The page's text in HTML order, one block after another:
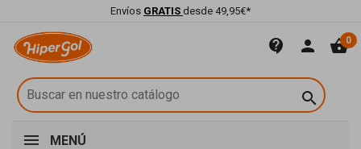
Envíos GRATIS desde 49,95€*
contact_support person shopping_basket0

MENÚ